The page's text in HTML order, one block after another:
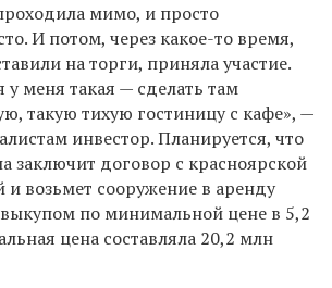
мимо, и просто
И потом, через какое-то время,
на торги, приняла участие.
у меня такая — сделать там
такую тихую гостиницу с кафе», —
инвестор. Планируется, что
заключит договор с красноярской
возьмет сооружение в аренду
по минимальной цене в 5,2
цена составляла 20,2 млн